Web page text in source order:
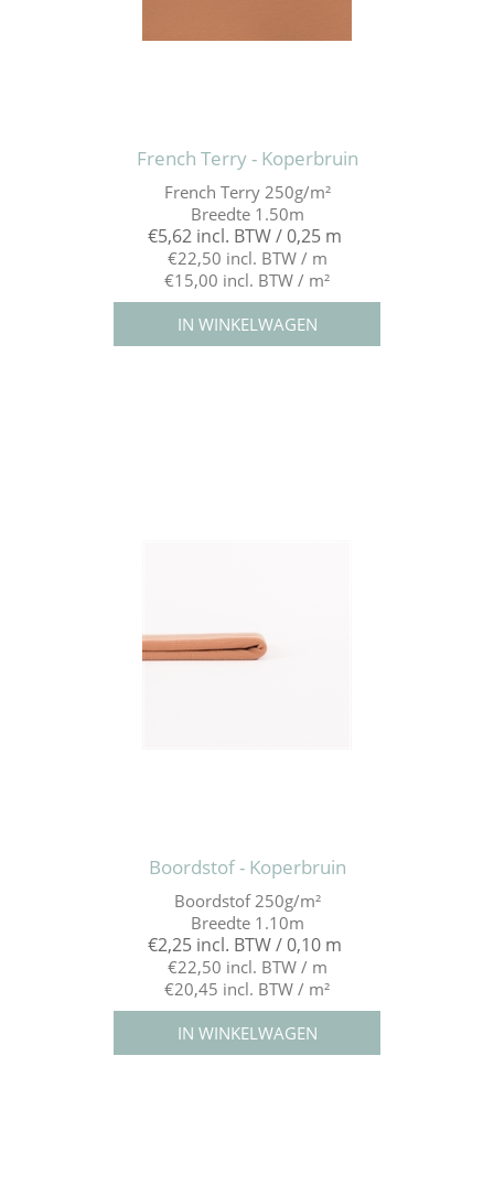
French Terry - Koperbruin
French Terry 250g/m²
Breedte 1.50m
€5,62 incl. BTW / 0,25 m
€22,50 incl. BTW / m
€15,00 incl. BTW / m²
Boordstof - Koperbruin
Boordstof 250g/m²
Breedte 1.10m
€2,25 incl. BTW / 0,10 m
€22,50 incl. BTW / m
€20,45 incl. BTW / m²